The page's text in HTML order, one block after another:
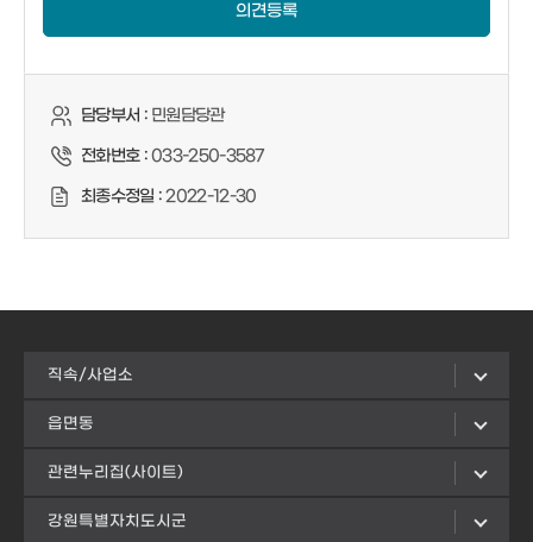
의견등록
담당부서 :민원담당관
전화번호 :033-250-3587
최종수정일 :2022-12-30
직속/사업소
읍면동
관련누리집(사이트)
강원특별자치도시군